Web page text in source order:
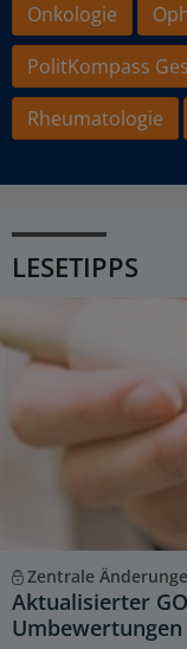
Onkologie
PolitKompass
Rheumatologie
LESETIPPS
Zentrale
Aktualisierter